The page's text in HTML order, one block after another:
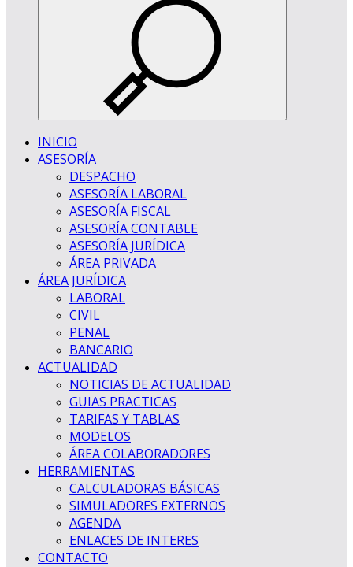
INICIO
ASESORÍA
DESPACHO
ASESORÍA LABORAL
ASESORÍA FISCAL
ASESORÍA CONTABLE
ASESORÍA JURÍDICA
ÁREA PRIVADA
ÁREA JURÍDICA
LABORAL
CIVIL
PENAL
BANCARIO
ACTUALIDAD
NOTICIAS DE ACTUALIDAD
GUIAS PRACTICAS
TARIFAS Y TABLAS
MODELOS
ÁREA COLABORADORES
HERRAMIENTAS
CALCULADORAS BÁSICAS
SIMULADORES EXTERNOS
AGENDA
ENLACES DE INTERES
CONTACTO